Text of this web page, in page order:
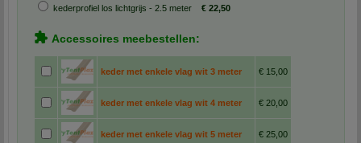
kederprofiel los lichtgrijs - 2.5 meter
€ 22,50
Accessoires meebestellen:
keder met enkele vlag wit 3 meter € 15,00
keder met enkele vlag wit 4 meter € 20,00
keder met enkele vlag wit 5 meter € 25,00